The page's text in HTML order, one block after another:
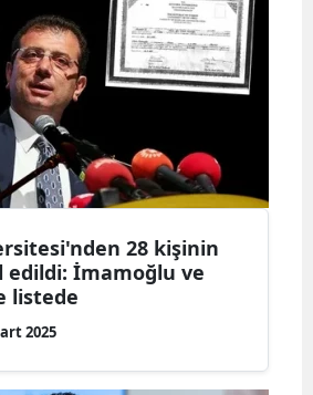
28 kişinin
edildi: İmamoğlu ve
listede
2025